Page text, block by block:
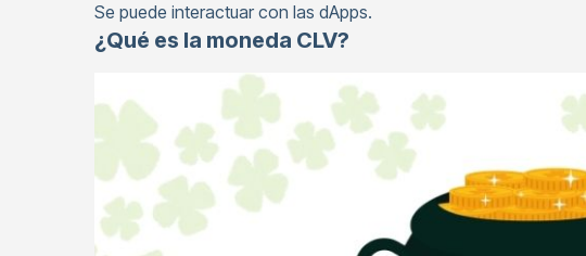
Se puede interactuar con las dApps.
¿Qué es la moneda CLV?